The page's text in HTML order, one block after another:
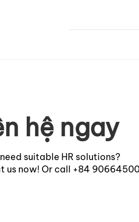
hệ ngay
suitable HR solutions?
us now! Or call +84